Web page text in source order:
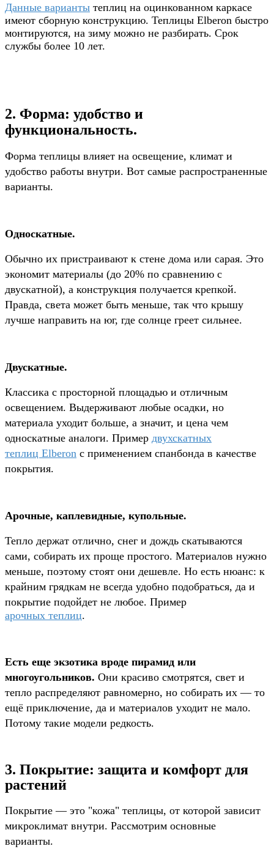
Данные варианты теплиц на оцинкованном каркасе
имеют сборную конструкцию. Теплицы Elberon быстро
монтируются, на зиму можно не разбирать. Срок
службы более 10 лет.
2. Форма: удобство и
функциональность.
Форма теплицы влияет на освещение, климат и
удобство работы внутри. Вот самые распространенные
варианты.
Односкатные.
Обычно их пристраивают к стене дома или сарая. Это
экономит материалы (до 20% по сравнению с
двускатной), а конструкция получается крепкой.
Правда, света может быть меньше, так что крышу
лучше направить на юг, где солнце греет сильнее.
Двускатные.
Классика с просторной площадью и отличным
освещением. Выдерживают любые осадки, но
материала уходит больше, а значит, и цена чем
односкатные аналоги. Пример двухскатных
теплиц Elberon с применением спанбонда в качестве
покрытия.
Арочные, каплевидные, купольные.
Тепло держат отлично, снег и дождь скатываются
сами, собирать их проще простого. Материалов нужно
меньше, поэтому стоят они дешевле. Но есть нюанс: к
крайним грядкам не всегда удобно подобраться, да и
покрытие подойдет не любое. Пример
арочных теплиц.
Есть еще экзотика вроде пирамид или
многоугольников. Они красиво смотрятся, свет и
тепло распределяют равномерно, но собирать их — то
ещё приключение, да и материалов уходит не мало.
Потому такие модели редкость.
3. Покрытие: защита и комфорт для
растений
Покрытие — это "кожа" теплицы, от которой зависит
микроклимат внутри. Рассмотрим основные
варианты.